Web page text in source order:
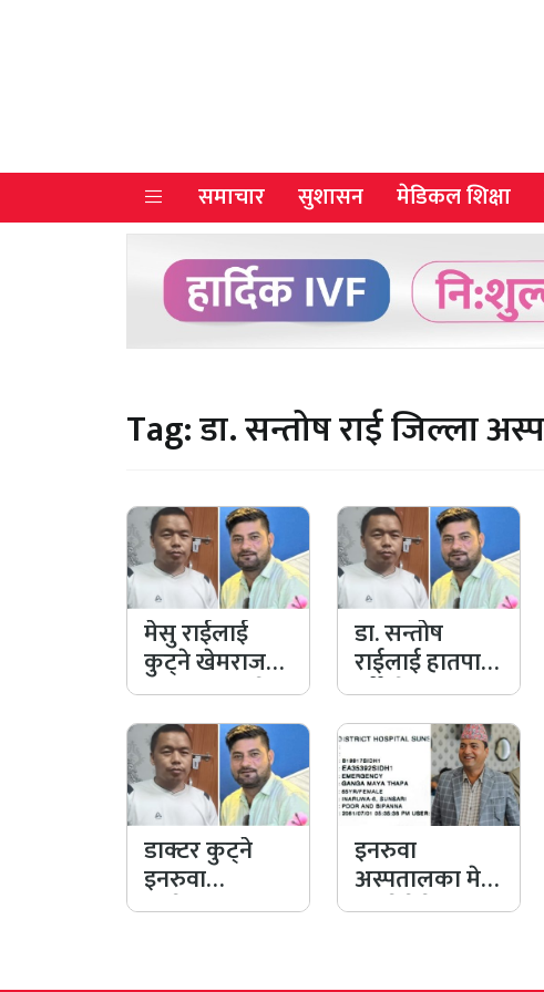
समाचार सुशासन मेडिकल शिक्षा
Tag:डा. सन्तोष राई जिल्ला
मेसु राईलाई
कुट्ने खेमराज
थापा ५ दिन जेल
जाने भए
डा. सन्तोष
राईलाई हातपात
गर्ने खेमराज
थापा दोषी ठहर
डाक्टर कुट्ने
इनरुवा
कांग्रेसका नगर
इनरुवा
अस्पतालका मेसु
कुट्ने ठेकेदार